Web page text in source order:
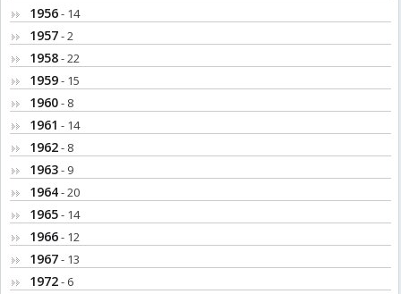
1956- 14
1957- 2
1958- 22
1959- 15
1960- 8
1961 - 14
1962- 8
1963- 9
1964- 20
1965- 14
1966- 12
1967- 13
1972- 6